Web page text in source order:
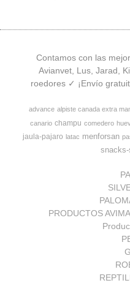
Contamos con las
Avianvet, Lus, Jarad,
roedores ✓ ¡Envío
advance alpiste canada extra
canario champu comedero
jaula-pajaro latac menforsan
PRODUCTOS